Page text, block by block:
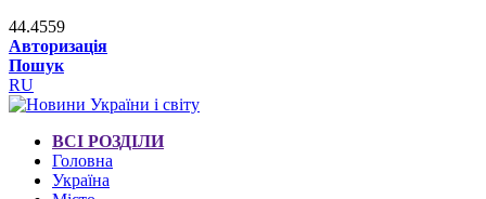
44.4559
Авторизація
Пошук
RU
ВСІ РОЗДІЛИ
Головна
Україна